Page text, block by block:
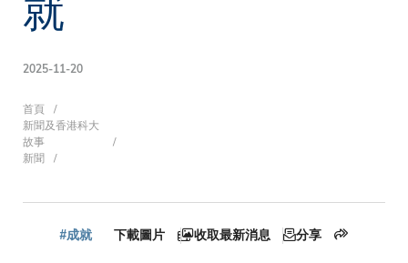
2025-11-20
導
航
首頁
新聞及香港科大
故事
新聞
#成就 下載圖片 收取最新消息 分享